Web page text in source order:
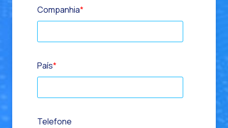
Companhia*
País*
Telefone